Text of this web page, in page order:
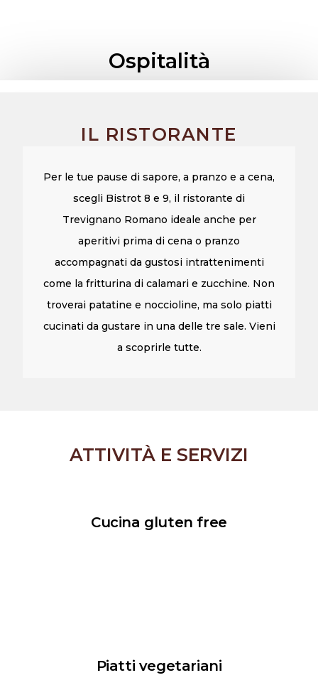
Ospitalità
IL RISTORANTE
Per le tue pause di sapore, a pranzo e a cena,
scegli Bistrot 8 e 9, il ristorante di
Trevignano Romano ideale anche per
aperitivi prima di cena o pranzo
accompagnati da gustosi intrattenimenti
come la fritturina di calamari e zucchine. Non
troverai patatine e noccioline, ma solo piatti
cucinati da gustare in una delle tre sale. Vieni
a scoprirle tutte.
ATTIVITÀ E SERVIZI
Cucina gluten free
Piatti vegetariani